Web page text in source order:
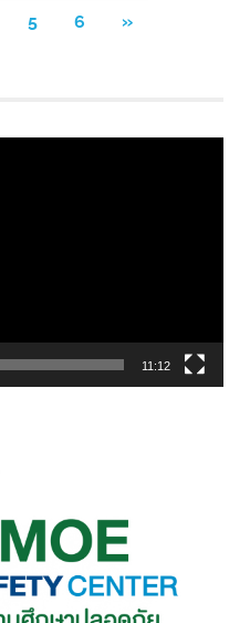
5 6
NEXT
»
11:12